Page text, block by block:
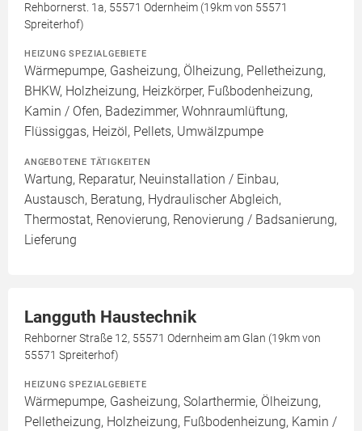
Rehbornerst. 1a, 55571 Odernheim (19km von 55571
Spreiterhof)
HEIZUNG SPEZIALGEBIETE
Wärmepumpe, Gasheizung, Ölheizung, Pelletheizung,
BHKW, Holzheizung, Heizkörper, Fußbodenheizung,
Kamin / Ofen, Badezimmer, Wohnraumlüftung,
Flüssiggas, Heizöl, Pellets, Umwälzpumpe
ANGEBOTENE TÄTIGKEITEN
Wartung, Reparatur, Neuinstallation / Einbau,
Austausch, Beratung, Hydraulischer Abgleich,
Thermostat, Renovierung, Renovierung / Badsanierung,
Lieferung
Langguth Haustechnik
Rehborner Straße 12, 55571 Odernheim am Glan (19km von
55571 Spreiterhof)
HEIZUNG SPEZIALGEBIETE
Wärmepumpe, Gasheizung, Solarthermie, Ölheizung,
Pelletheizung, Holzheizung, Fußbodenheizung, Kamin /